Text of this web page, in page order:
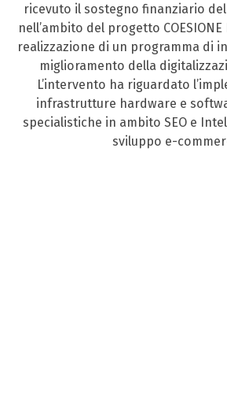
ricevuto il sostegno finanziario
nell’ambito del progetto COESIONE
realizzazione di un programma di
miglioramento della
L’intervento ha riguardato
infrastrutture hardware e
specialistiche in ambito SEO e
sviluppo e-